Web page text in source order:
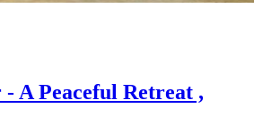
A Peaceful Retreat ,